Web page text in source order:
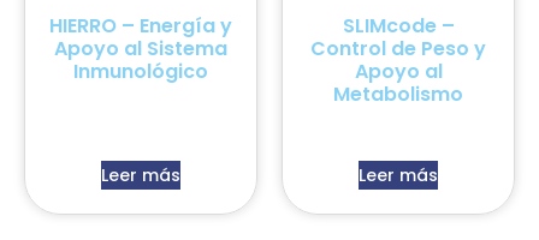
HIERRO – Energía y
Apoyo al Sistema
Inmunológico
Leer más
SLIMcode –
Control de Peso y
Apoyo al
Metabolismo
Leer más